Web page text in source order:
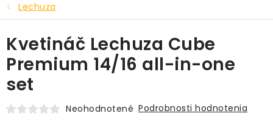
SUBSTRÁTY A PRÍSLUŠENSTVO
SERVIS INTERIÉROVEJ ZELENE
MACHY
ŽIVÉ STENY
Lechuza
Kvetináč Lechuza Cube
Premium 14/16 all-in-one
set
Neohodnotené Podrobnosti hodnotenia